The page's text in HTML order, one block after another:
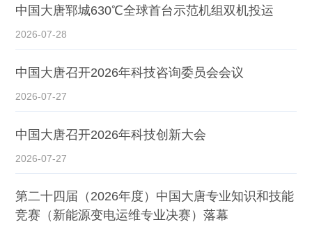
中国大唐郓城630℃全球首台示范机组双机投运
2026-07-28
中国大唐召开2026年科技咨询委员会会议
2026-07-27
中国大唐召开2026年科技创新大会
2026-07-27
第二十四届（2026年度）中国大唐专业知识和技能
竞赛（新能源变电运维专业决赛）落幕